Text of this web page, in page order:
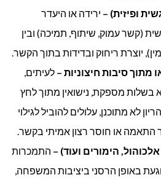
ופיזית) – ירידה או היעדר
(קשר עמוק, שיתוף, תמיכה) ובין
יוצרת ריחוק ובדידות בתוך הקשר.
מתוך סיבות חיצוניות – לעיתים,
בשלות מספקת, נישואין מתוך לחץ
לא מתוכנן, עלולים להוביל לגילוי
התאמה או חוסר רצון אמיתי בקשר.
הימורים ועוד) – התמכרות
באופן הרסני ביציבות המשפחה,